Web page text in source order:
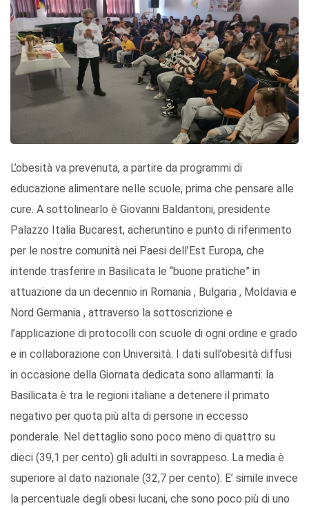
L’obesità va prevenuta, a partire da programmi di
educazione alimentare nelle scuole, prima che pensare alle
cure. A sottolinearlo è Giovanni Baldantoni, presidente
Palazzo Italia Bucarest, acheruntino e punto di riferimento
per le nostre comunità nei Paesi dell’Est Europa, che
intende trasferire in Basilicata le “buone pratiche” in
attuazione da un decennio in Romania , Bulgaria , Moldavia e
Nord Germania , attraverso la sottoscrizione e
l’applicazione di protocolli con scuole di ogni ordine e grado
e in collaborazione con Università. I dati sull’obesità diffusi
in occasione della Giornata dedicata sono allarmanti: la
Basilicata è tra le regioni italiane a detenere il primato
negativo per quota più alta di persone in eccesso
ponderale. Nel dettaglio sono poco meno di quattro su
dieci (39,1 per cento) gli adulti in sovrappeso. La media è
superiore al dato nazionale (32,7 per cento). E’ simile invece
la percentuale degli obesi lucani, che sono poco più di uno